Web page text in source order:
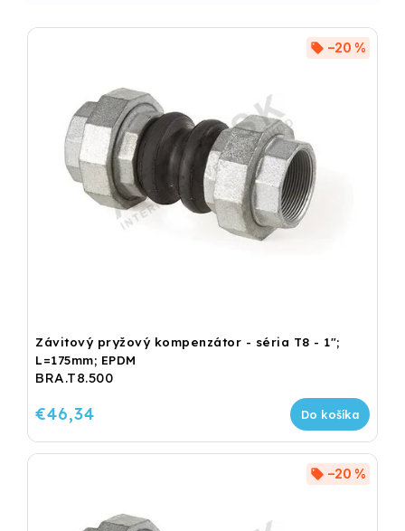
Závitový pryžový kompenzátor - séria T8 - 1";
L=175mm; EPDM
BRA.T8.500
–20 %
€46,34 Do košíka
–20 %